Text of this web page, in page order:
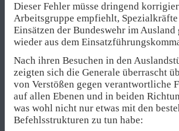
Dieser Fehler müsse dringend
Arbeitsgruppe empfiehlt, Spezialkräfte
Einsätzen der Bundeswehr im
wieder aus dem
Nach ihren Besuchen in den
zeigten sich die Generale überrascht
von Verstößen gegen verantwortliche
auf allen Ebenen und in beiden
was wohl nicht nur etwas mit den
Befehlsstrukturen zu tun habe: